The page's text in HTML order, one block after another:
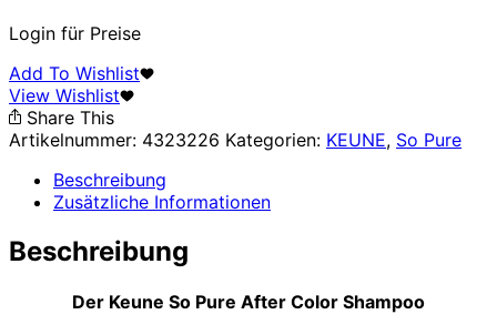
Login für Preise
Add To Wishlist
View Wishlist
Share This
Artikelnummer: 4323226 Kategorien: KEUNE, So Pure
Beschreibung
Zusätzliche Informationen
Beschreibung
Der Keune So Pure After Color Shampoo